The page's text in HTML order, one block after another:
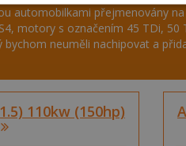
automobilkami přejmenovány na
motory s označením 45 TDi, 50
neuměli nachipovat a
110kw (150hp)